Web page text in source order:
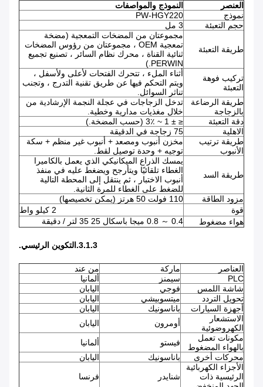
العنصر
النموذج والمواصفات
نموذج
PW-HGY220
حجم التعبئة
3 مل
طريقة التعبئة
مجموعتان من المضخات التمعجية (مضخة
تمعجية OEM ، مجموعتان من رؤوس المضخات
ثنائية القناة ، محرك نظام السائر ، تصنيع تجميع
PERWIN.)
تركيب فوهة
التعبئة
أثناء الملء ، تتحرك الفتحات لأعلى ولأسفل ،
ويتم التحكم فيها عن طريق تقنية التدرج ، وتجنب
تناثر السوائل.
طريقة الرضاعة
بالزجاجة
تدخل الزجاجات في عجلة النجمة الإرشادية من
خلال مغذيات مدارية وخطية.
دقة التعبئة
≤ ± 1 ~ 3٪ (حسب المضخة.)
الاهلية
75 زجاجة في الدقيقة
طريقة ترتيب
الأنبوب
مخزن أنبوب ومصعد + أنبوب غير منظم + سكة
توجيه + وحدة توصيل لقط.
طريقة السد
يمسك الذراع الميكانيكي الذي يعمل بالكاميرا
الغطاء تلقائيًا ويتأرجح ويضغط عليه في منفذ
أنبوب الاختبار ، ثم ينتقل إلى المحطة التالية
للضغط على الغطاء للمرة الثانية.
مزود الطاقة
110 فولت 50 هرتز (يمكن تخصيصها)
قوة
2 كيلو واط
هواء مضغوط
0.4 ～ 0.8 ميجا باسكال 25 35 لتر / دقيقة
3.1.3.التكوين الرئيسي.
العناصر ماركة
من عند
PLC
سيمنز
ألمانيا
شاشة اللمس
فوجي
اليابان
تحويل التردد
ميتسوبيشي
اليابان
أجهزة السيارات
باناسونيك
اليابان
الاستشعار
الكهروضوئية
أومرون
اليابان
مكونات تعمل
بالهواء المضغوط
فيستو
ألمانيا
محركات أخرى
باناسونيك
اليابان
الأجزاء الكهربائية
الرئيسية ذات
شنايدر فرنسا